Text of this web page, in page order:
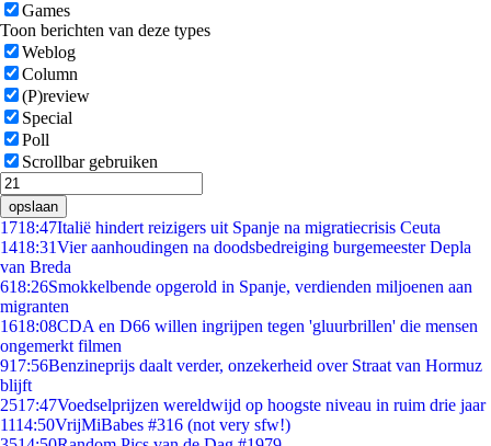
Games
Toon berichten van deze types
Weblog
Column
(P)review
Special
Poll
Scrollbar gebruiken
opslaan
1718:47Italië hindert reizigers uit Spanje na migratiecrisis Ceuta
1418:31Vier aanhoudingen na doodsbedreiging burgemeester Depla
van Breda
618:26Smokkelbende opgerold in Spanje, verdienden miljoenen aan
migranten
1618:08CDA en D66 willen ingrijpen tegen 'gluurbrillen' die mensen
ongemerkt filmen
917:56Benzineprijs daalt verder, onzekerheid over Straat van Hormuz
blijft
2517:47Voedselprijzen wereldwijd op hoogste niveau in ruim drie jaar
1114:50VrijMiBabes #316 (not very sfw!)